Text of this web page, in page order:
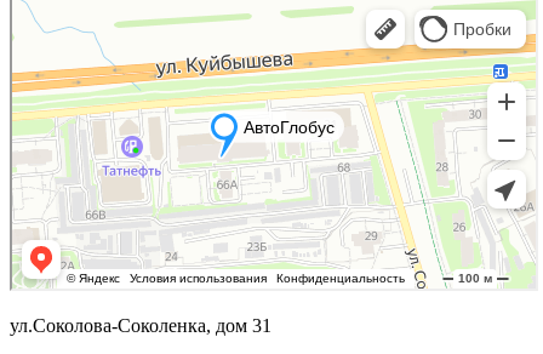
ул.Соколова-Соколенка, дом 31